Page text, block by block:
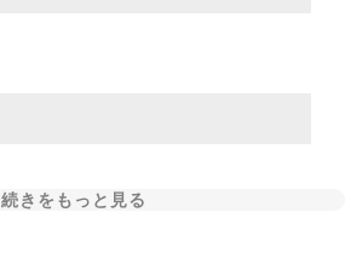
続きをもっと見る